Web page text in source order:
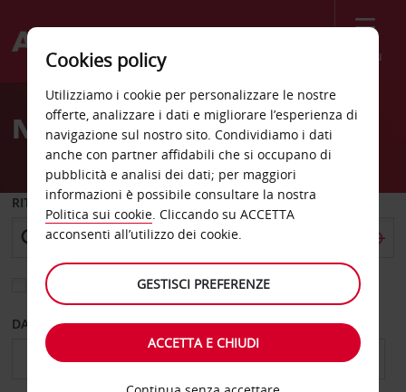
Menù
Welcome
AvisNoleggio auto Giessen
RITIRO DA
Scegli una località di riconsegna diversa
DAL GIORNO AL GIORNO
Cookies policy
Utilizziamo i cookie per personalizzare le nostre
offerte, analizzare i dati e migliorare l’esperienza di
navigazione sul nostro sito. Condividiamo i dati
anche con partner affidabili che si occupano di
pubblicità e analisi dei dati; per maggiori
informazioni è possibile consultare la nostra
Politica sui cookie. Cliccando su ACCETTA
acconsenti all’utilizzo dei cookie.
GESTISCI PREFERENZE
ACCETTA E CHIUDI